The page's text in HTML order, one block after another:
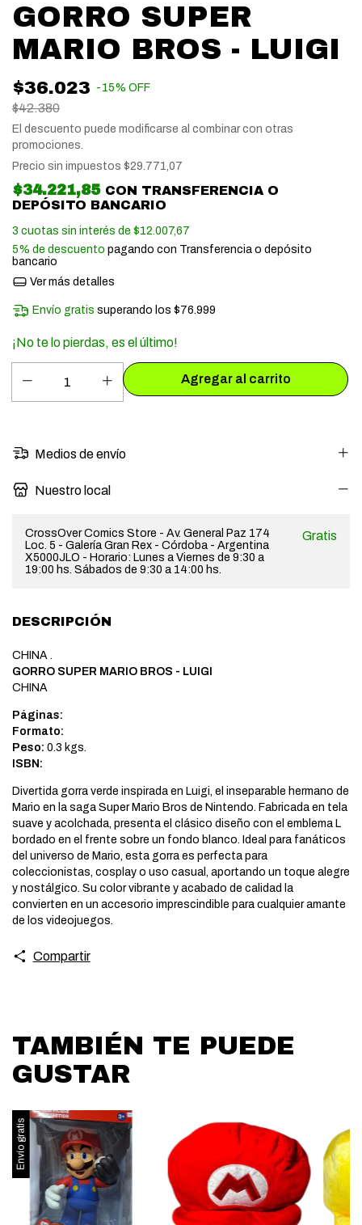
GORRO SUPER
MARIO BROS - LUIGI
$36.023 - 15% OFF
$42.380
El descuento puede modificarse al combinar con otras
promociones.
Precio sin impuestos $29.771,07
$34.221,85 CON TRANSFERENCIA O
DEPÓSITO BANCARIO
3 cuotas sin interés de $12.007,67
5% de descuento pagando con Transferencia o depósito
bancario
Ver más detalles
Envío gratis superando los$76.999
¡No te lo pierdas, es el último!
Medios de envío
Nuestro local
CrossOver Comics Store - Av. General Paz 174
Loc. 5 - Galería Gran Rex - Córdoba - Argentina
X5000JLO - Horario: Lunes a Viernes de 9:30 a
19:00 hs. Sábados de 9:30 a 14:00 hs.
Gratis
DESCRIPCIÓN
CHINA .
GORRO SUPER MARIO BROS - LUIGI
CHINA
Páginas:
Formato:
Peso: 0.3 kgs.
ISBN:
Divertida gorra verde inspirada en Luigi, el inseparable hermano de
Mario en la saga Super Mario Bros de Nintendo. Fabricada en tela
suave y acolchada, presenta el clásico diseño con el emblema L
bordado en el frente sobre un fondo blanco. Ideal para fanáticos
del universo de Mario, esta gorra es perfecta para
coleccionistas, cosplay o uso casual, aportando un toque alegre
y nostálgico. Su color vibrante y acabado de calidad la
convierten en un accesorio imprescindible para cualquier amante
de los videojuegos.
Compartir
TAMBIÉN TE PUEDE
GUSTAR
Envío gratis